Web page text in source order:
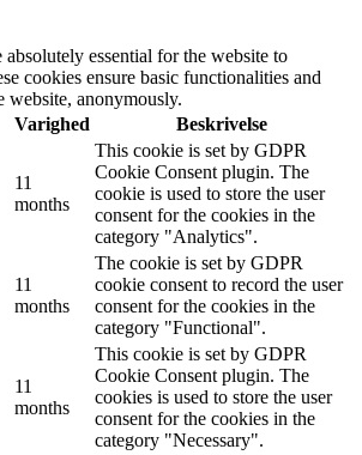
absolutely essential for the website to
cookies ensure basic functionalities and
website, anonymously.
Varighed Beskrivelse
11
months
This cookie is set by GDPR
Cookie Consent plugin. The
cookie is used to store the user
consent for the cookies in the
category "Analytics".
11
months
The cookie is set by GDPR
cookie consent to record the user
consent for the cookies in the
category "Functional".
11
months
This cookie is set by GDPR
Cookie Consent plugin. The
cookies is used to store the user
consent for the cookies in the
category "Necessary".